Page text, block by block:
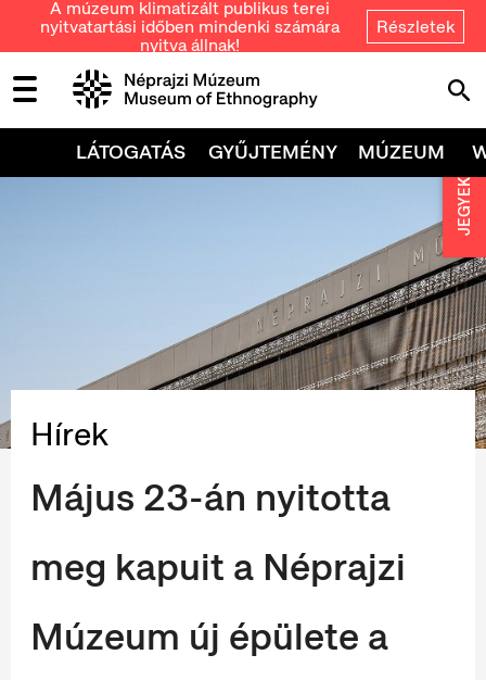
A múzeum klimatizált publikus terei
nyitvatartási időben mindenki számára
nyitva állnak!
Részletek
LÁTOGATÁS GYŰJTEMÉNY MÚZEUM
Hírek
Május 23-án nyitotta
meg kapuit a Néprajzi
Múzeum új épülete a
JEGYEK